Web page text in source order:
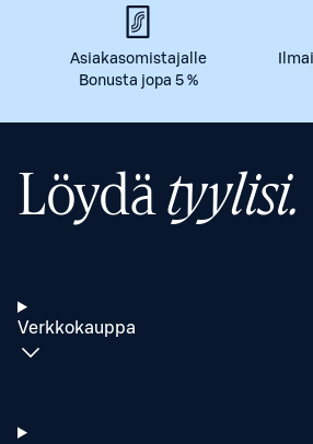
Asiakasomistajalle
Bonusta jopa 5 %
Löydätyylisi.
Verkkokauppa